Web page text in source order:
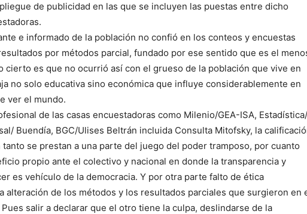
de publicidad en las que se incluyen las puestas entre dicho
e informado de la población no confió en los conteos y encuestas
por métodos parcial, fundado por ese sentido que es el
cierto es que no ocurrió así con el grueso de la población que vive en
no solo educativa sino económica que influye considerablemente en
ver el mundo.
de las casas encuestadoras como Milenio/GEA-ISA, Estadística/
Buendía, BGC/Ulises Beltrán incluida Consulta Mitofsky, la
se prestan a una parte del juego del poder tramposo, por cuanto
propio ante el colectivo y nacional en donde la transparencia y
es vehículo de la democracia. Y por otra parte falto de ética
alteración de los métodos y los resultados parciales que surgieron en
salir a declarar que el otro tiene la culpa, deslindarse de la